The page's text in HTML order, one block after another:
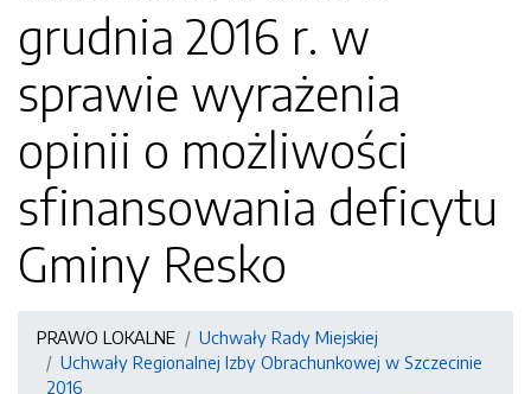
grudnia 2016 r. w
sprawie wyrażenia
opinii o możliwości
sfinansowania deficytu
Gminy Resko
PRAWO LOKALNE
Uchwały Rady Miejskiej
Uchwały Regionalnej Izby Obrachunkowej w Szczecinie
2016